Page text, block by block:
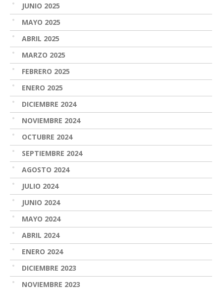
JUNIO 2025
MAYO 2025
ABRIL 2025
MARZO 2025
FEBRERO 2025
ENERO 2025
DICIEMBRE 2024
NOVIEMBRE 2024
OCTUBRE 2024
SEPTIEMBRE 2024
AGOSTO 2024
JULIO 2024
JUNIO 2024
MAYO 2024
ABRIL 2024
ENERO 2024
DICIEMBRE 2023
NOVIEMBRE 2023